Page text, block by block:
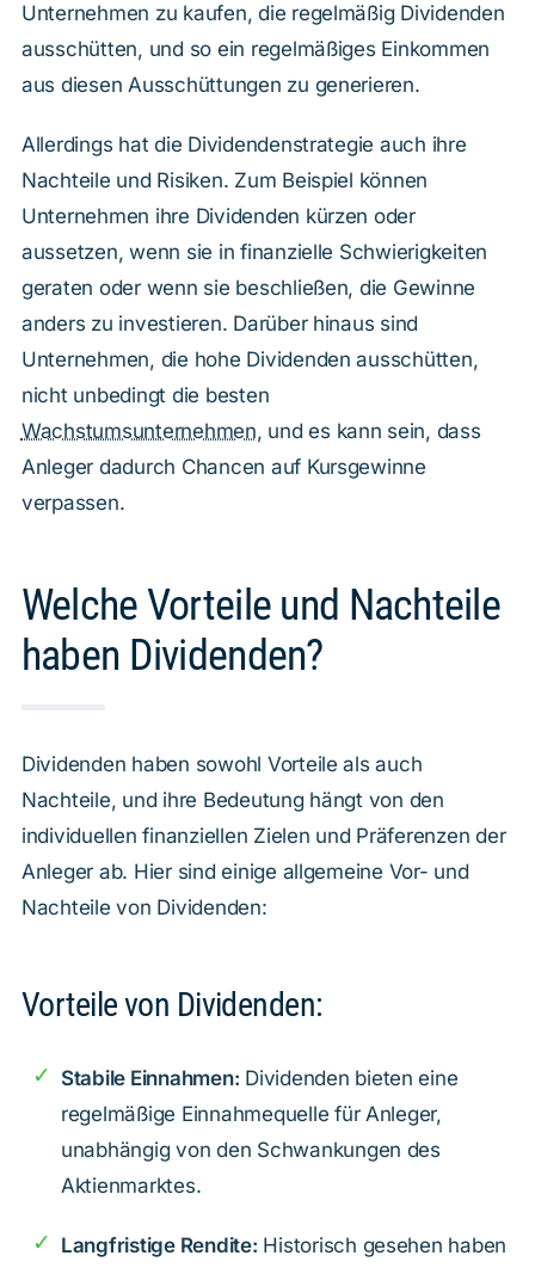
Unternehmen zu kaufen, die regelmäßig Dividenden
ausschütten, und so ein regelmäßiges Einkommen
aus diesen Ausschüttungen zu generieren.
Allerdings hat die Dividendenstrategie auch ihre
Nachteile und Risiken. Zum Beispiel können
Unternehmen ihre Dividenden kürzen oder
aussetzen, wenn sie in finanzielle Schwierigkeiten
geraten oder wenn sie beschließen, die Gewinne
anders zu investieren. Darüber hinaus sind
Unternehmen, die hohe Dividenden ausschütten,
nicht unbedingt die besten
Wachstumsunternehmen, und es kann sein, dass
Anleger dadurch Chancen auf Kursgewinne
verpassen.
Welche Vorteile und Nachteile
haben Dividenden?
Dividenden haben sowohl Vorteile als auch
Nachteile, und ihre Bedeutung hängt von den
individuellen finanziellen Zielen und Präferenzen der
Anleger ab. Hier sind einige allgemeine Vor- und
Nachteile von Dividenden:
Vorteile von Dividenden:
Stabile Einnahmen: Dividenden bieten eine
regelmäßige Einnahmequelle für Anleger,
unabhängig von den Schwankungen des
Aktienmarktes.
Langfristige Rendite: Historisch gesehen haben